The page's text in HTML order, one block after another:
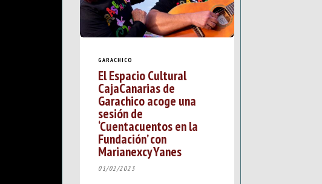
GARACHICO
El Espacio Cultural
CajaCanarias de
Garachico acoge una
sesión de
‘Cuentacuentos en la
Fundación’ con
Marianexcy Yanes
01/02/2023